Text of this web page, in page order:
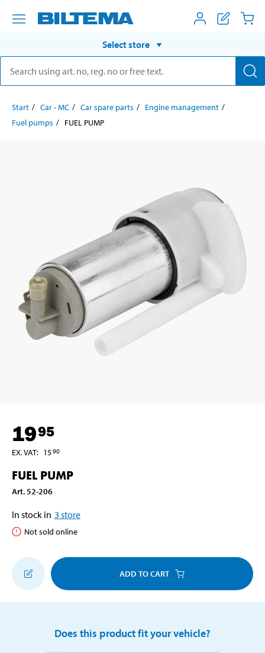
Select store
Start Car - MC Car spare parts
Engine management
Fuel pumps
FUEL PUMP
1995
EX. VAT: 1590
FUEL PUMP
Art. 52-206
In stock in 3 store
Not sold online
ADD TO CART
Does this product fit your vehicle?